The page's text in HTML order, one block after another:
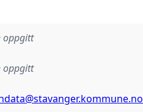
oppgitt
oppgitt